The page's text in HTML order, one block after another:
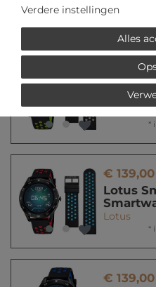
MEHR
€
Lotus
*
€
Lotus
Lotus
*
€
Verdere instellingen
Alles